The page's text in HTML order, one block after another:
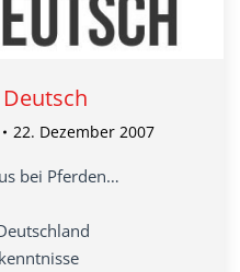
22. Dezember 2007
bei Pferden…